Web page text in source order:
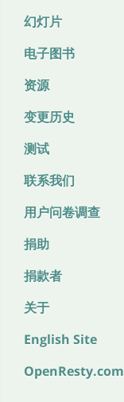
幻灯片
电子图书
资源
变更历史
测试
联系我们
用户问卷调查
捐助
捐款者
关于
English Site
OpenResty.com